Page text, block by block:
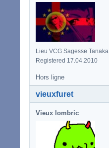
Lieu VCG Sagesse Tanaka
Registered 17.04.2010
Hors ligne
vieuxfuret
Vieux lombric